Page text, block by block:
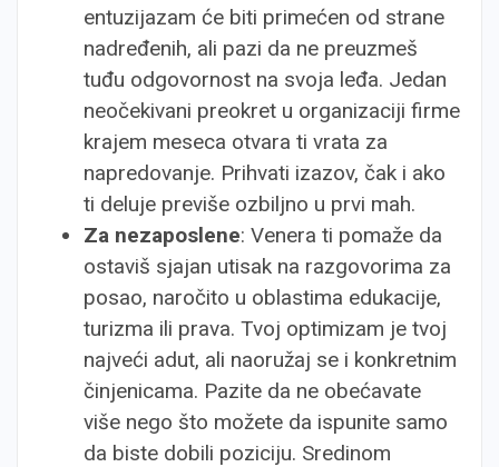
entuzijazam će biti primećen od strane
nadređenih, ali pazi da ne preuzmeš
tuđu odgovornost na svoja leđa. Jedan
neočekivani preokret u organizaciji firme
krajem meseca otvara ti vrata za
napredovanje. Prihvati izazov, čak i ako
ti deluje previše ozbiljno u prvi mah.
Za nezaposlene: Venera ti pomaže da
ostaviš sjajan utisak na razgovorima za
posao, naročito u oblastima edukacije,
turizma ili prava. Tvoj optimizam je tvoj
najveći adut, ali naoružaj se i konkretnim
činjenicama. Pazite da ne obećavate
više nego što možete da ispunite samo
da biste dobili poziciju. Sredinom